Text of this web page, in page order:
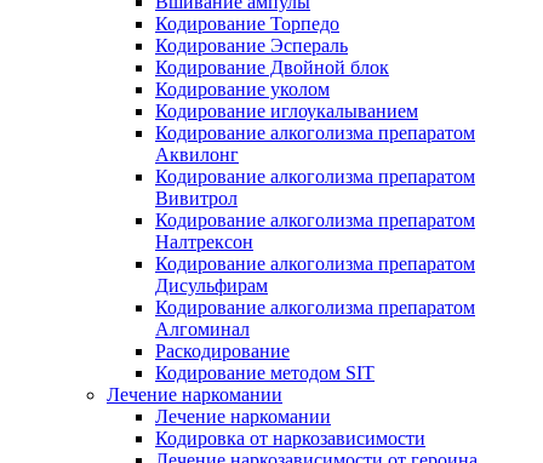
Кодирование Торпедо
Кодирование Эспераль
Кодирование Двойной блок
Кодирование уколом
Кодирование иглоукалыванием
Кодирование алкоголизма препаратом
Аквилонг
Кодирование алкоголизма препаратом
Вивитрол
Кодирование алкоголизма препаратом
Налтрексон
Кодирование алкоголизма препаратом
Дисульфирам
Кодирование алкоголизма препаратом
Алгоминал
Раскодирование
Кодирование методом SIT
Лечение наркомании
Лечение наркомании
Кодировка от наркозависимости